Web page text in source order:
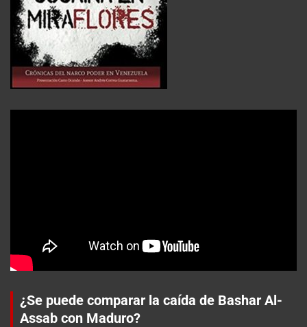
¿Se puede comparar la caída de Bashar Al-
Assab con Maduro?